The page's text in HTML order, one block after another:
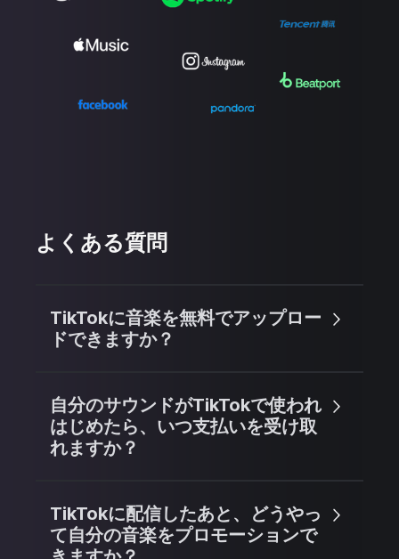
よくある質問
TikTokに音楽を無料でアップロー
ドできますか？
自分のサウンドがTikTokで使われ
はじめたら、いつ支払いを受け取
れますか？
TikTokに配信したあと、どうやっ
て自分の音楽をプロモーションで